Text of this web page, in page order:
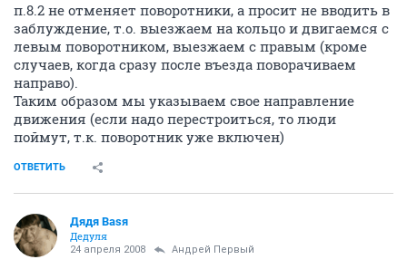
п.8.2 не отменяет поворотники, а просит не вводить в
заблуждение, т.о. выезжаем на кольцо и двигаемся с
левым поворотником, выезжаем с правым (кроме
случаев, когда сразу после въезда поворачиваем
направо).
Таким образом мы указываем свое направление
движения (если надо перестроиться, то люди
поймут, т.к. поворотник уже включен)
ОТВЕТИТЬ
Дядя Ваsя
Дедуля
24 апреля 2008 Андрей Первый